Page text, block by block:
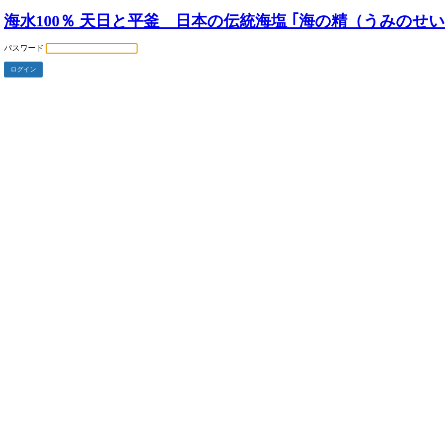
海水100％ 天日と平釜 日本の伝統海塩 ｢海の精（うみのせ
パスワード